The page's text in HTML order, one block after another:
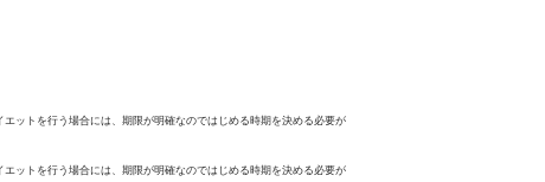
ットを行う場合には、期限が明確なのではじめる時期を決める必要が
ットを行う場合には、期限が明確なのではじめる時期を決める必要が